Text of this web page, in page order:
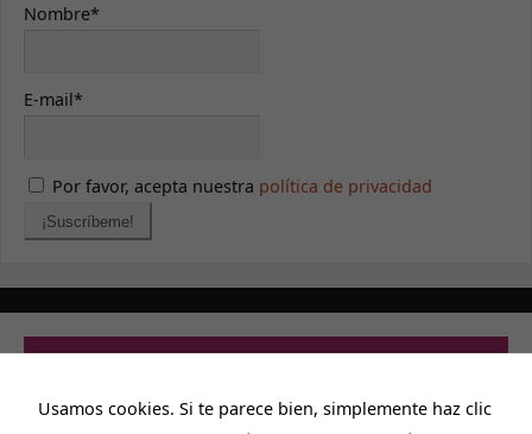
Nombre*
E-mail*
Por favor, acepta nuestra política de privacidad
PRIVACIDAD Y CONTACTO
Usamos cookies. Si te parece bien, simplemente haz clic